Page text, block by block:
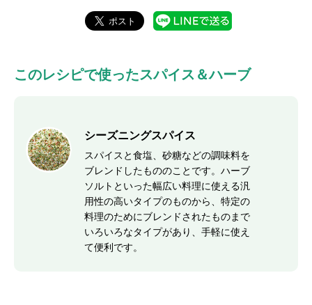
このレシピで使ったスパイス＆ハーブ
シーズニングスパイス
スパイスと食塩、砂糖などの調味料を
ブレンドしたもののことです。ハーブ
ソルトといった幅広い料理に使える汎
用性の高いタイプのものから、特定の
料理のためにブレンドされたものまで
いろいろなタイプがあり、手軽に使え
て便利です。